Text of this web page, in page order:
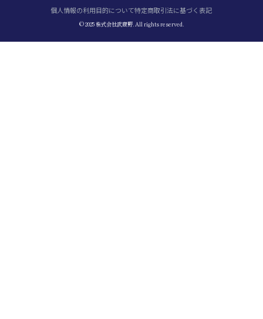
個人情報の利用目的について特定商取引法に基づく表記
© 2025 株式会社武蔵野. All rights reserved.